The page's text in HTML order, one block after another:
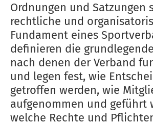
Ordnungen und Satzungen
rechtliche und
Fundament eines
definieren die
nach denen der Verband
und legen fest, wie
getroffen werden, wie
aufgenommen und geführt
welche Rechte und